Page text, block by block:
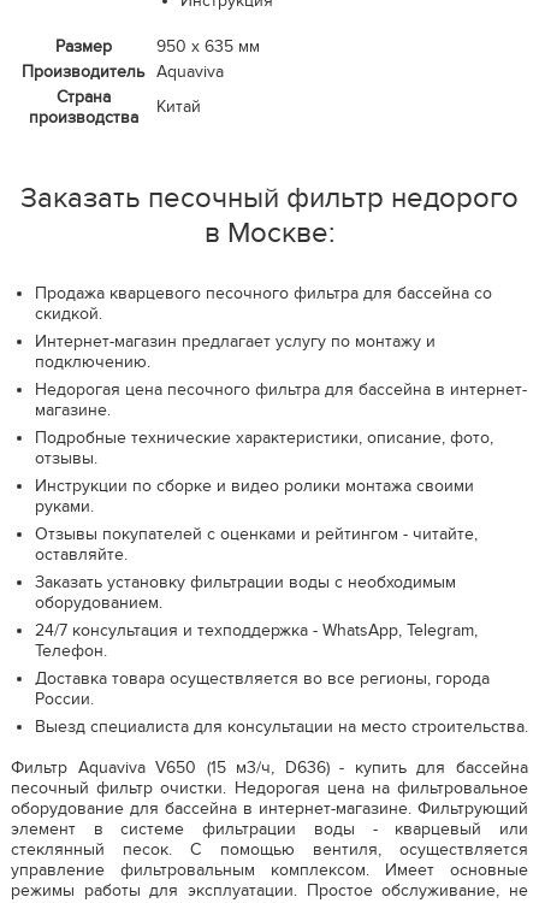
Размер
950 х 635 мм
Производитель Aquaviva
Страна
производства
Китай
Заказать песочный фильтр недорого
в Москве:
Продажа кварцевого песочного фильтра для бассейна со
скидкой.
Интернет-магазин предлагает услугу по монтажу и
подключению.
Недорогая цена песочного фильтра для бассейна в интернет-
магазине.
Подробные технические характеристики, описание, фото,
отзывы.
Инструкции по сборке и видео ролики монтажа своими
руками.
Отзывы покупателей с оценками и рейтингом - читайте,
оставляйте.
Заказать установку фильтрации воды с необходимым
оборудованием.
24/7 консультация и техподдержка - WhatsApp, Telegram,
Телефон.
Доставка товара осуществляется во все регионы, города
России.
Выезд специалиста для консультации на место строительства.
Фильтр Aquaviva V650 (15 м3/ч, D636) - купить для бассейна
песочный фильтр очистки. Недорогая цена на фильтровальное
оборудование для бассейна в интернет-магазине. Фильтрующий
элемент в системе фильтрации воды - кварцевый или
стеклянный песок. С помощью вентиля, осуществляется
управление фильтровальным комплексом. Имеет основные
режимы работы для эксплуатации. Простое обслуживание, не